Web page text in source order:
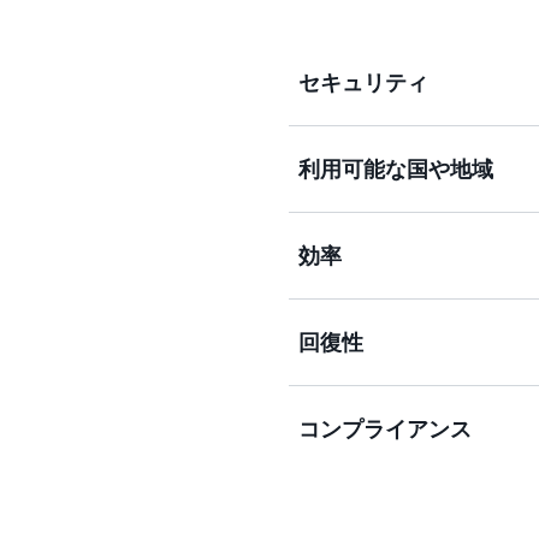
セキュリティ
AMS は、セキュリティモ
的に軽減します。私たち
利用可能な国や地域
AMS では、優れたアーキ
イクルによって、サービ
効率
AMS は、オートメーショ
実現しています。オート
回復性
AMS は、お客様の運用能
コンプライアンス